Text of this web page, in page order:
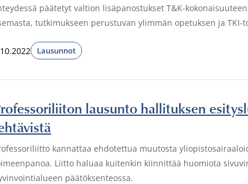
päätetyt valtion lisäpanostukset T&K-
tutkimukseen perustuvan ylimmän opetuksen ja
Lausunnot
lausunto hallituksen
kannattaa ehdotettua muutosta
Liitto haluaa kuitenkin kiinnittää huomiota
päätöksenteossa.